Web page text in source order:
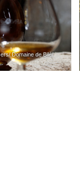
Domaine de Bilé/